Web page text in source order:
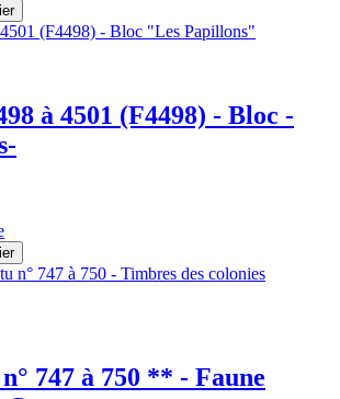
à 4501 (F4498) - Bloc -
747 à 750 ** - Faune